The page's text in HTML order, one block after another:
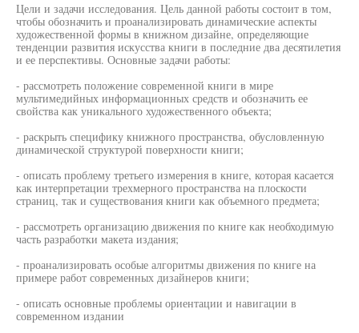
Цели и задачи исследования. Цель данной работы состоит в том,
чтобы обозначить и проанализировать динамические аспекты
художественной формы в книжном дизайне, определяющие
тенденции развития искусства книги в последние два десятилетия
и ее перспективы. Основные задачи работы:
- рассмотреть положение современной книги в мире
мультимедийных информационных средств и обозначить ее
свойства как уникального художественного объекта;
- раскрыть специфику книжного пространства, обусловленную
динамической структурой поверхности книги;
- описать проблему третьего измерения в книге, которая касается
как интерпретации трехмерного пространства на плоскости
страниц, так и существования книги как объемного предмета;
- рассмотреть организацию движения по книге как необходимую
часть разработки макета издания;
- проанализировать особые алгоритмы движения по книге на
примере работ современных дизайнеров книги;
- описать основные проблемы ориентации и навигации в
современном издании